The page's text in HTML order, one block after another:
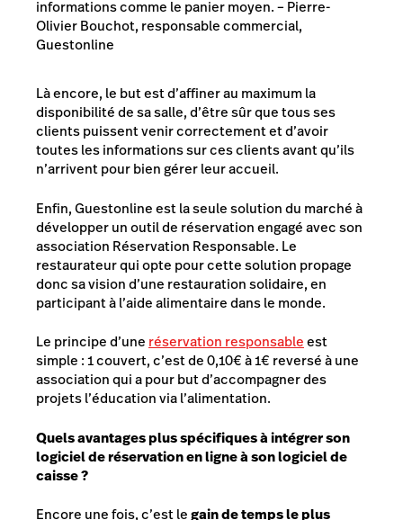
informations comme le panier moyen. – Pierre-
Olivier Bouchot, responsable commercial,
Guestonline
Là encore, le but est d’affiner au maximum la
disponibilité de sa salle, d’être sûr que tous ses
clients puissent venir correctement et d’avoir
toutes les informations sur ces clients avant qu’ils
n’arrivent pour bien gérer leur accueil.
Enfin, Guestonline est la seule solution du marché à
développer un outil de réservation engagé avec son
association Réservation Responsable. Le
restaurateur qui opte pour cette solution propage
donc sa vision d’une restauration solidaire, en
participant à l’aide alimentaire dans le monde.
Le principe d’une réservation responsableest
simple : 1 couvert, c’est de 0,10€ à 1€ reversé à une
association qui a pour but d’accompagner des
projets l’éducation via l’alimentation.
Quels avantages plus spécifiques à intégrer son
logiciel de réservation en ligne à son logiciel de
caisse ?
Encore une fois, c’est legain de temps le plus